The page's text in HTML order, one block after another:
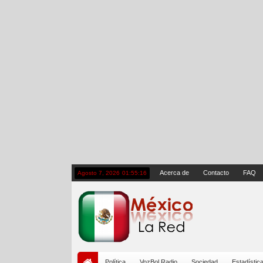
Agosto 7, 2026 01:55:17 Acerca de Contacto FAQ